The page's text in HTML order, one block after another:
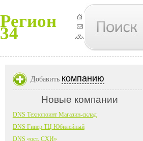
Регион
34
Добавить компанию
Новые компании
DNS Технопоинт Магазин-склад
DNS Гипер ТЦ Юбилейный
DNS «ост. СХИ»